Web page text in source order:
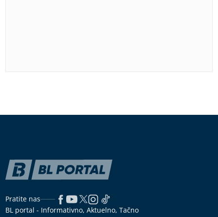
Pratite nas
BL portal - Informativno, Aktuelno, Tačno